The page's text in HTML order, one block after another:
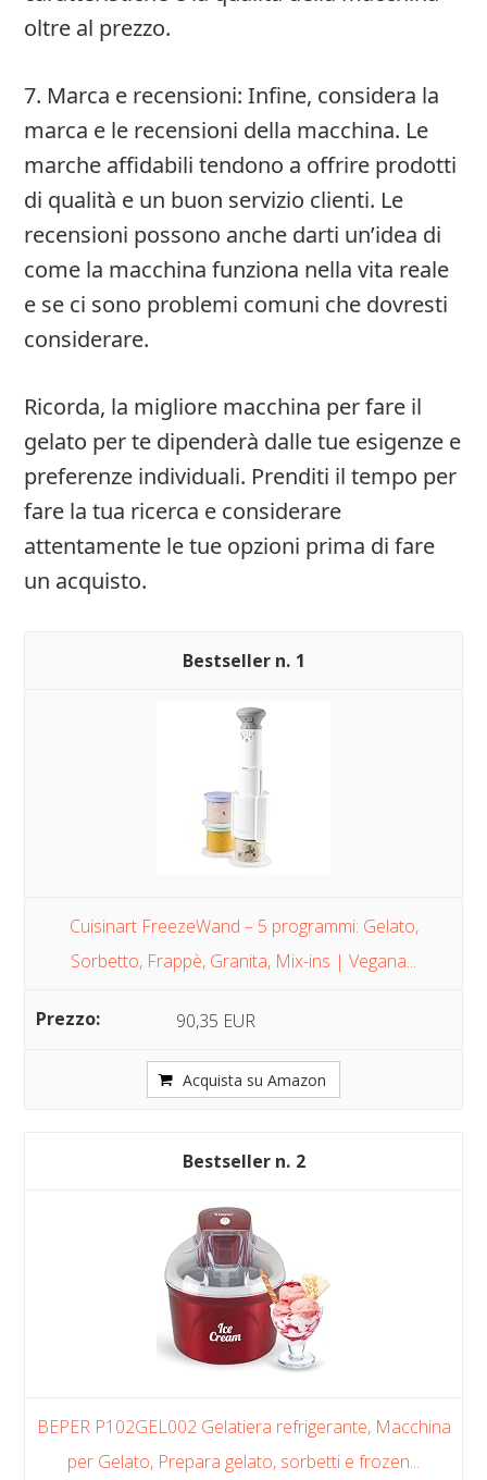
oltre al prezzo.
7. Marca e recensioni: Infine, considera la
marca e le recensioni della macchina. Le
marche affidabili tendono a offrire prodotti
di qualità e un buon servizio clienti. Le
recensioni possono anche darti un’idea di
come la macchina funziona nella vita reale
e se ci sono problemi comuni che dovresti
considerare.
Ricorda, la migliore macchina per fare il
gelato per te dipenderà dalle tue esigenze e
preferenze individuali. Prenditi il tempo per
fare la tua ricerca e considerare
attentamente le tue opzioni prima di fare
un acquisto.
1
Cuisinart FreezeWand – 5 programmi: Gelato,
Sorbetto, Frappè, Granita, Mix-ins | Vegana...
90,35 EUR
Acquista su Amazon
2
BEPER P102GEL002 Gelatiera refrigerante, Macchina
per Gelato, Prepara gelato, sorbetti e frozen...